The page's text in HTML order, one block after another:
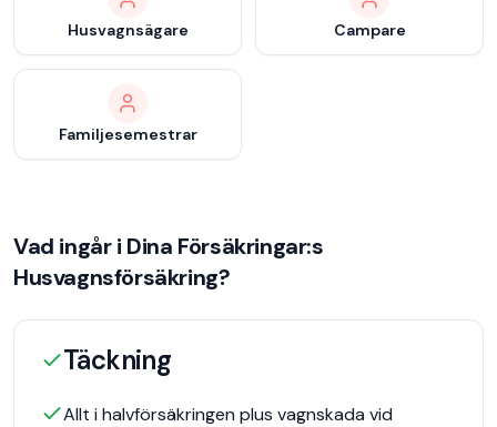
Husvagnsägare Campare
Familjesemestrar
Vad ingår i Dina Försäkringar:s
Husvagnsförsäkring?
Täckning
Allt i halvförsäkringen plus vagnskada vid